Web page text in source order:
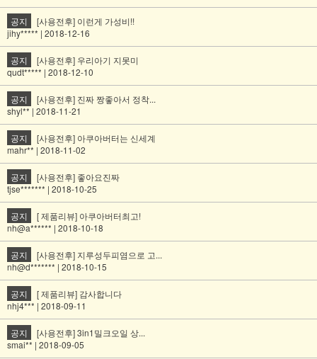
공지
[사용전후] 이런게 가성비!!
jihy***** | 2018-12-16
공지
[사용전후] 우리아기 지못미
qudt***** | 2018-12-10
공지
[사용전후] 진짜 짱좋아서 정착...
shyl** | 2018-11-21
공지
[사용전후] 아쿠아버터는 신세계
mahr** | 2018-11-02
공지
[사용전후] 좋아요진짜
tjse******* | 2018-10-25
공지
[ 제품리뷰] 아쿠아버터최고!
nh@a****** | 2018-10-18
공지
[사용전후] 지루성두피염으로 고...
nh@d******* | 2018-10-15
공지
[ 제품리뷰] 감사합니다
nhj4*** | 2018-09-11
공지
[사용전후] 3in1밀크오일 상...
smai** | 2018-09-05